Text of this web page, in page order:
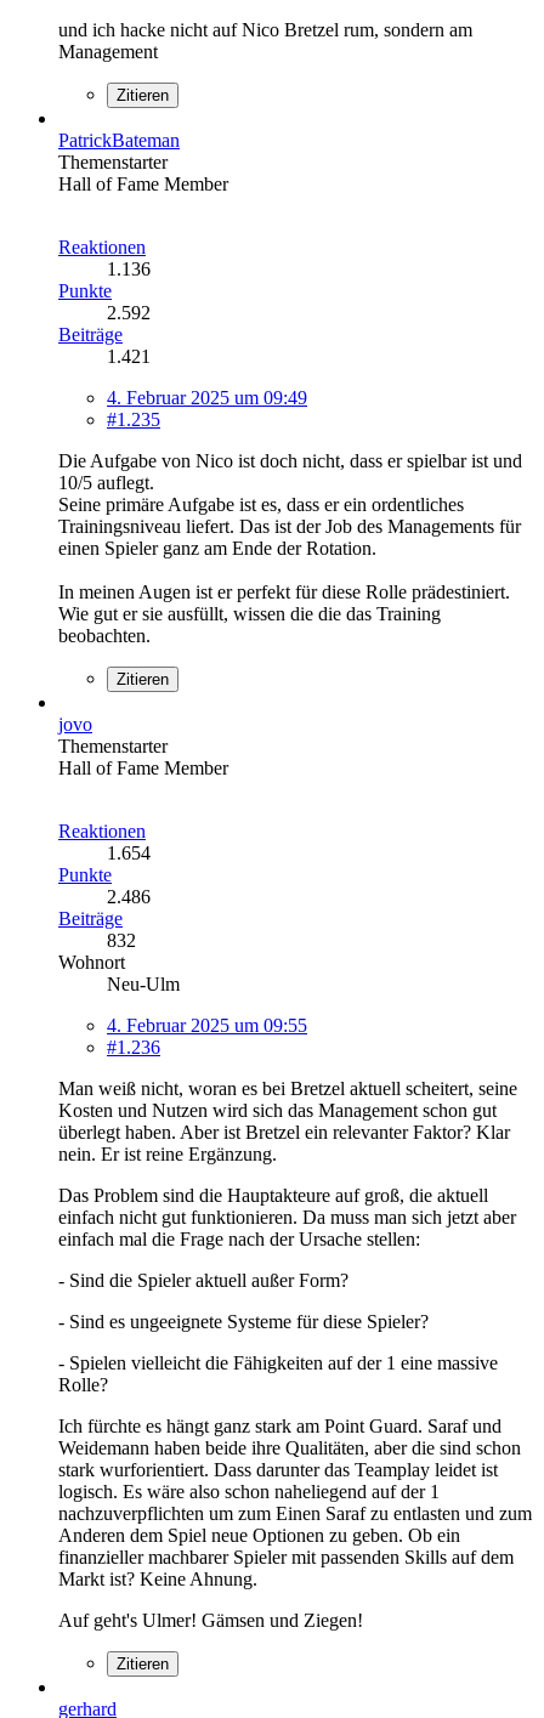
und ich hacke nicht auf Nico Bretzel rum, sondern am
Management
Zitieren
PatrickBateman
Themenstarter
Hall of Fame Member
Reaktionen
1.136
Punkte
2.592
Beiträge
1.421
4. Februar 2025 um 09:49
#1.235
Die Aufgabe von Nico ist doch nicht, dass er spielbar ist und
10/5 auflegt.
Seine primäre Aufgabe ist es, dass er ein ordentliches
Trainingsniveau liefert. Das ist der Job des Managements für
einen Spieler ganz am Ende der Rotation.
In meinen Augen ist er perfekt für diese Rolle prädestiniert.
Wie gut er sie ausfüllt, wissen die die das Training
beobachten.
Zitieren
jovo
Themenstarter
Hall of Fame Member
Reaktionen
1.654
Punkte
2.486
Beiträge
832
Wohnort
Neu-Ulm
4. Februar 2025 um 09:55
#1.236
Man weiß nicht, woran es bei Bretzel aktuell scheitert, seine
Kosten und Nutzen wird sich das Management schon gut
überlegt haben. Aber ist Bretzel ein relevanter Faktor? Klar
nein. Er ist reine Ergänzung.
Das Problem sind die Hauptakteure auf groß, die aktuell
einfach nicht gut funktionieren. Da muss man sich jetzt aber
einfach mal die Frage nach der Ursache stellen:
- Sind die Spieler aktuell außer Form?
- Sind es ungeeignete Systeme für diese Spieler?
- Spielen vielleicht die Fähigkeiten auf der 1 eine massive
Rolle?
Ich fürchte es hängt ganz stark am Point Guard. Saraf und
Weidemann haben beide ihre Qualitäten, aber die sind schon
stark wurforientiert. Dass darunter das Teamplay leidet ist
logisch. Es wäre also schon naheliegend auf der 1
nachzuverpflichten um zum Einen Saraf zu entlasten und zum
Anderen dem Spiel neue Optionen zu geben. Ob ein
finanzieller machbarer Spieler mit passenden Skills auf dem
Markt ist? Keine Ahnung.
Auf geht's Ulmer! Gämsen und Ziegen!
Zitieren
gerhard